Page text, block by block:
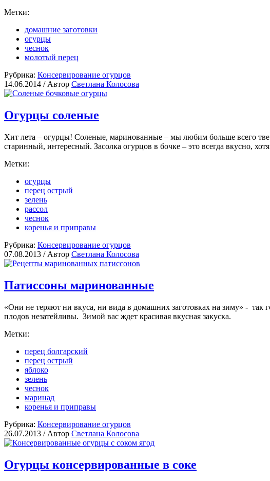
Метки:
домашние заготовки
огурцы
чеснок
молотый перец
Рубрика: Консервирование огурцов
14.06.2014 / Автор Светлана Колосова
Огурцы соленые
Хит лета – огурцы! Соленые, маринованные – мы любим больше всего
старинный, интересный. Засолка огурцов в бочке – это всегда вкусно,
Метки:
огурцы
перец острый
зелень
рассол
чеснок
коренья и приправы
Рубрика: Консервирование огурцов
07.08.2013 / Автор Светлана Колосова
Патиссоны маринованные
«Они не теряют ни вкуса, ни вида в домашних заготовках на зиму» -
плодов незатейливы. Зимой вас ждет красивая вкусная закуска.
Метки:
перец болгарский
перец острый
яблоко
зелень
чеснок
маринад
коренья и приправы
Рубрика: Консервирование огурцов
26.07.2013 / Автор Светлана Колосова
Огурцы консервированные в соке